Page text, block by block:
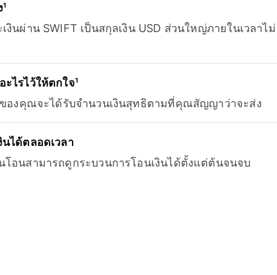
งินผ่าน SWIFT เป็นสกุลเงิน USD ส่วนใหญ่ภายในเวลาไม่
ไรไว้ให้ตกใจ¹
ของคุณจะได้รับจำนวนเงินสุทธิตามที่คุณสัญญาว่าจะส่ง
ได้ตลอดเวลา
โอนสามารถดูกระบวนการโอนเงินได้ตั้งแต่ต้นจนจบ